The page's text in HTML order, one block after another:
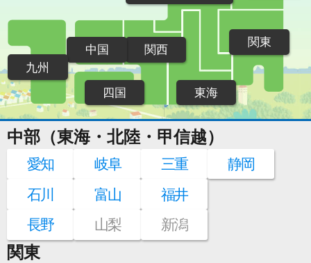
関東
東海
関西
中国
四国
九州
中部（東海・北陸・甲信越）
愛知 岐阜 三重
静岡
石川
富山
福井
長野
山梨 新潟
関東